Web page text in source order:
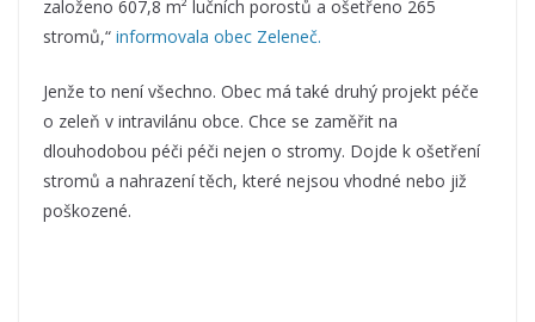
založeno 607,8 m² lučních porostů a ošetřeno 265
stromů,“ informovala obec Zeleneč.
Jenže to není všechno. Obec má také druhý projekt péče
o zeleň v intravilánu obce. Chce se zaměřit na
dlouhodobou péči péči nejen o stromy. Dojde k ošetření
stromů a nahrazení těch, které nejsou vhodné nebo již
poškozené.